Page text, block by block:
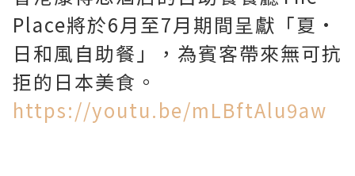
Place將於6月至7月期間呈獻「夏•
日和風自助餐」，為賓客帶來無可抗
拒的日本美食。
https://youtu.be/mLBftAlu9aw